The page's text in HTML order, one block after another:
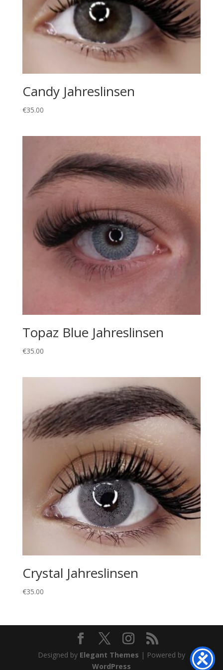
Candy Jahreslinsen
€35.00
Topaz Blue Jahreslinsen
€35.00
Crystal Jahreslinsen
€35.00
Designed by Elegant Themes | Powered by
WordPress